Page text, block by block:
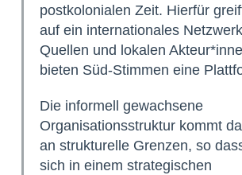
postkolonialen Zeit. Hierfür
auf ein internationales
Quellen und lokalen
bieten Süd-Stimmen eine
Die informell gewachsene
Organisationsstruktur kommt
an strukturelle Grenzen, so
sich in einem strategischen